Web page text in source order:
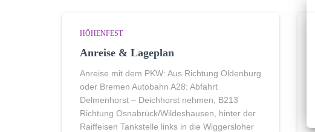
HÖHENFEST
Anreise & Lageplan
Anreise mit dem PKW: Aus Richtung Oldenburg
oder Bremen Autobahn A28: Abfahrt
Delmenhorst – Deichhorst nehmen, B213
Richtung Osnabrück/Wildeshausen, hinter der
Raiffeisen Tankstelle links in die Wiggersloher